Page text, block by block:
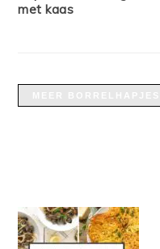
met kaas